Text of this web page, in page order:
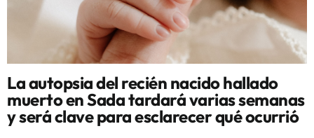
La autopsia del recién nacido hallado
muerto en Sada tardará varias semanas
y será clave para esclarecer qué ocurrió